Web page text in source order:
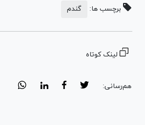
برچسب ها: گندم
لینک کوتاه
هم‌رسانی: